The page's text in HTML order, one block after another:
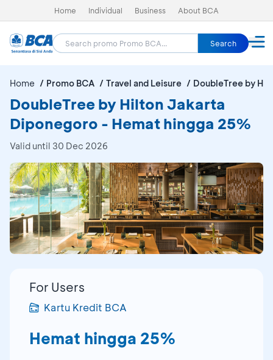
Home Individual Business About BCA
Search
Home Promo BCA Travel and Leisure DoubleTree by
DoubleTree by Hilton Jakarta
Diponegoro - Hemat hingga 25%
Valid until 30 Dec 2026
For Users
Kartu Kredit BCA
Hemat hingga 25%